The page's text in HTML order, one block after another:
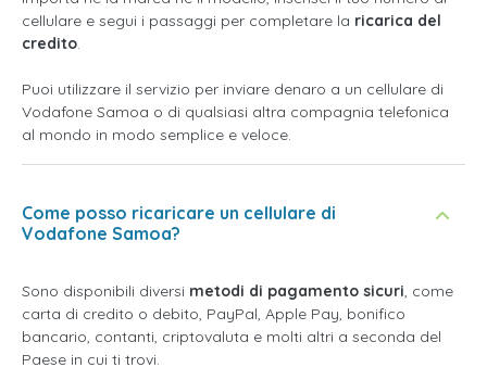
cellulare e segui i passaggi per completare la ricarica del
credito.
Puoi utilizzare il servizio per inviare denaro a un cellulare di
Vodafone Samoa o di qualsiasi altra compagnia telefonica
al mondo in modo semplice e veloce.
Come posso ricaricare un cellulare di
Vodafone Samoa?
Sono disponibili diversi metodi di pagamento sicuri, come
carta di credito o debito, PayPal, Apple Pay, bonifico
bancario, contanti, criptovaluta e molti altri a seconda del
Paese in cui ti trovi.